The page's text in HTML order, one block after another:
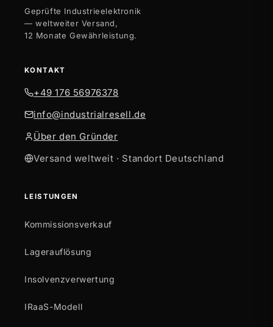
Geprüfte Industrieelektronik
— weltweiter Versand,
12 Monate Gewährleistung.
KONTAKT
+49 176 56976378
info@industrialresell.de
Über den Gründer
Versand weltweit · Standort Deutschland
LEISTUNGEN
Kommissionsverkauf
Lagerauflösung
Insolvenzverwertung
IRaaS-Modell